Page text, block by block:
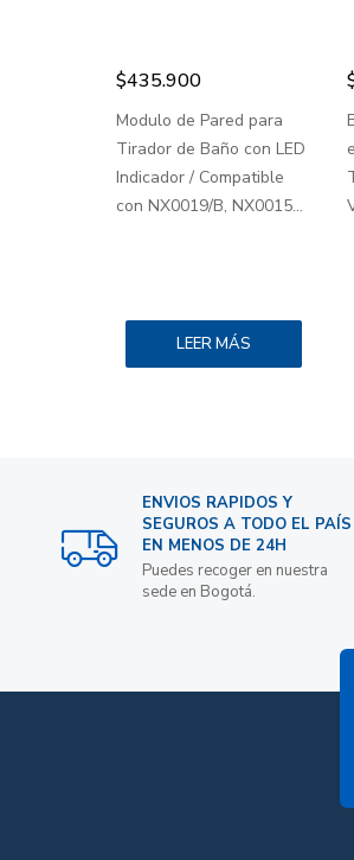
$435.900
Modulo de Pared para
Tirador de Baño con LED
Indicador / Compatible
con NX0019/B, NX0015...
LEER MÁS
ENVIOS RAPIDOS Y
SEGUROS A TODO EL PAÍS
EN MENOS DE 24H
Puedes recoger en nuestra
sede en Bogotá.